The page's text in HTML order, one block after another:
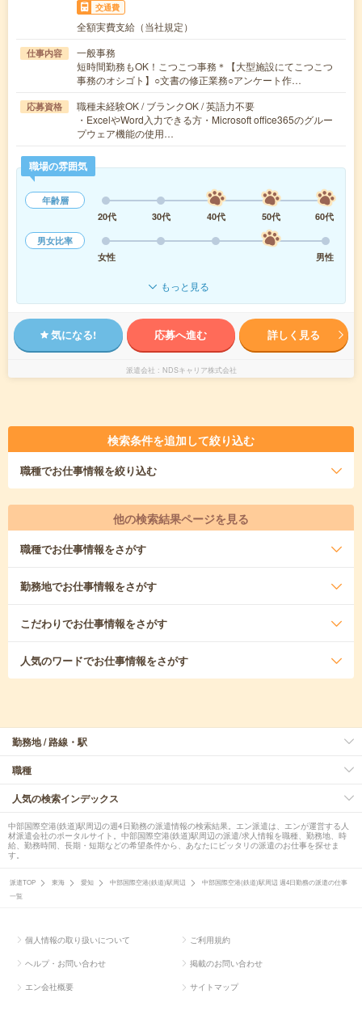
交通費
全額実費支給（当社規定）
仕事内容
一般事務
短時間勤務もOK！こつこつ事務＊【大型施設にてこつこつ
事務のオシゴト】○文書の修正業務○アンケート作…
応募資格
職種未経験OK / ブランクOK / 英語力不要
・ExcelやWord入力できる方・Microsoft office365のグルー
プウェア機能の使用…
職場の雰囲気
年齢層
20代
30代 40代 50代
60代
男女比率
女性
男性
もっと見る
気になる! 応募へ進む 詳しく見る
派遣会社 NDSキャリア株式会社
検索条件を追加して絞り込む
職種でお仕事情報を絞り込む
他の検索結果ページを見る
職種でお仕事情報をさがす
勤務地でお仕事情報をさがす
こだわりでお仕事情報をさがす
人気のワードでお仕事情報をさがす
勤務地 / 路線・駅
職種
人気の検索インデックス
中部国際空港(鉄道)駅周辺の週4日勤務の派遣情報の検索結果。エン派遣は、エンが運営する人
材派遣会社のポータルサイト。中部国際空港(鉄道)駅周辺の派遣/求人情報を職種、勤務地、時
給、勤務時間、長期・短期などの希望条件から、あなたにピッタリの派遣のお仕事を探せま
す。
派遣TOP 東海 愛知 中部国際空港(鉄道)駅周辺
中部国際空港(鉄道)駅周辺 週4日勤務の派遣の仕事
一覧
個人情報の取り扱いについて ご利用規約
ヘルプ・お問い合わせ 掲載のお問い合わせ
エン会社概要 サイトマップ